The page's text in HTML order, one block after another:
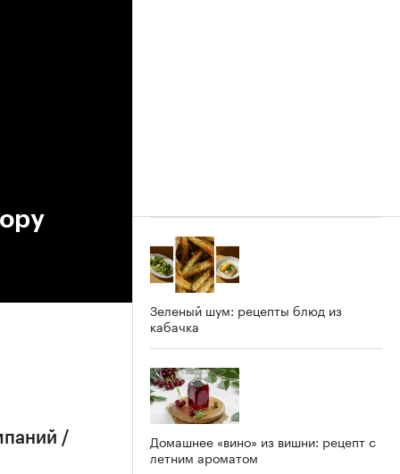
/
Зеленый шум: рецепты блюд из
кабачка
Домашнее «вино» из вишни: рецепт с
летним ароматом